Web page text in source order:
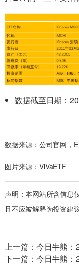
数据截至日期：
数据来源：公司官网，
图片来源：ViVaETF
声明：本网站所含信息
且不应被解释为投资建议
上一篇： 今日牛熊：
下一篇： 今日牛熊：